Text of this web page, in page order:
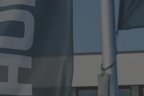
Luxembourg
Français
Nederland